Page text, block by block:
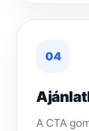
04
A CTA